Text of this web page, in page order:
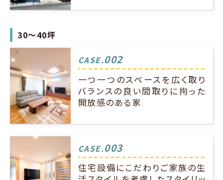
30～40坪
CASE.002
一つ一つのスペースを広く取り
バランスの良い間取りに拘った
開放感のある家
CASE.003
住宅設備にこだわりご家族の生